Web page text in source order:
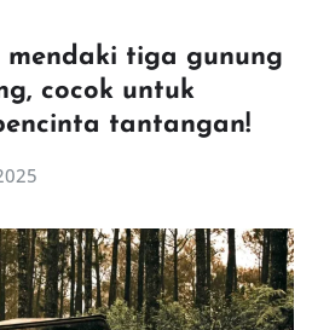
tiga gunung
cocok untuk
tantangan!